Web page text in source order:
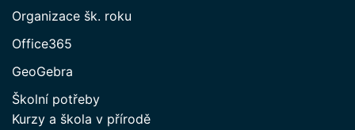
Organizace šk. roku
Office365
GeoGebra
Školní potřeby
Kurzy a škola v přírodě